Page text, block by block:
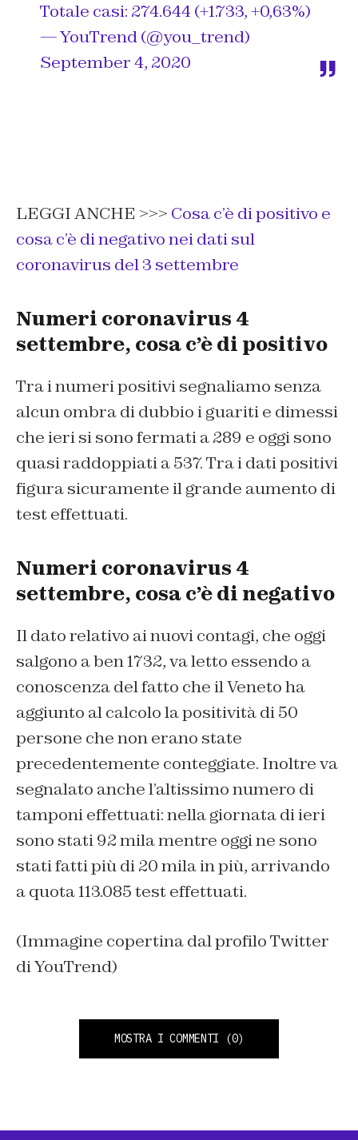
Totale casi: 274.644 (+1.733, +0,63%)
— YouTrend (@you_trend)
September 4, 2020
LEGGI ANCHE >>> Cosa c’è di positivo e
cosa c’è di negativo nei dati sul
coronavirus del 3 settembre
Numeri coronavirus 4
settembre, cosa c’è di positivo
Tra i numeri positivi segnaliamo senza
alcun ombra di dubbio i guariti e dimessi
che ieri si sono fermati a 289 e oggi sono
quasi raddoppiati a 537. Tra i dati positivi
figura sicuramente il grande aumento di
test effettuati.
Numeri coronavirus 4
settembre, cosa c’è di negativo
Il dato relativo ai nuovi contagi, che oggi
salgono a ben 1732, va letto essendo a
conoscenza del fatto che il Veneto ha
aggiunto al calcolo la positività di 50
persone che non erano state
precedentemente conteggiate. Inoltre va
segnalato anche l’altissimo numero di
tamponi effettuati: nella giornata di ieri
sono stati 92 mila mentre oggi ne sono
stati fatti più di 20 mila in più, arrivando
a quota 113.085 test effettuati.
(Immagine copertina dal profilo Twitter
di YouTrend)
MOSTRA I COMMENTI (0)